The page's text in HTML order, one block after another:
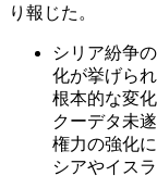
り報じた。
シリア紛争
化が挙げら
根本的な変
クーデタ未
権力の強化
シアやイス